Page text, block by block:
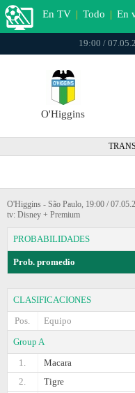
En TV | Todo | En
19:00 /
O'Higgins
O'Higgins - São Paulo, 19:00 /
tv: Disney + Premium
PROBABILIDADES
Prob. promedio
CLASIFICACIONES
Pos.
Equipo
Group A
1.
Macara
2.
Tigre